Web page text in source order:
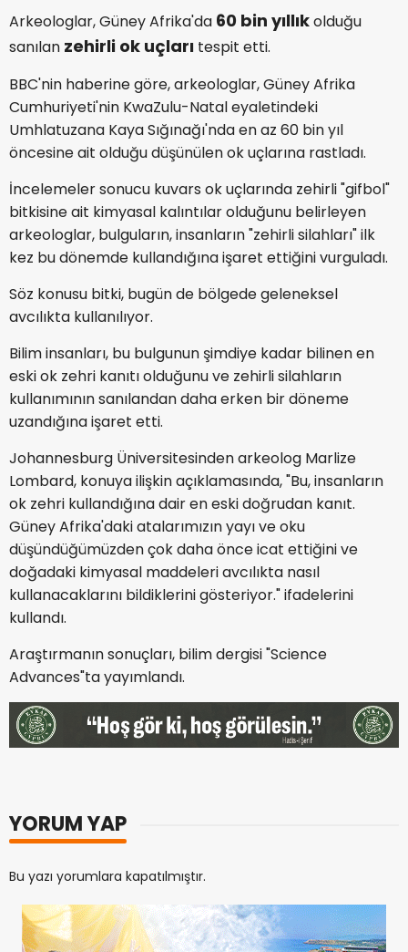
Arkeologlar, Güney Afrika'da 60 bin yıllıkolduğu
sanılan zehirli ok uçları tespit etti.
BBC'nin haberine göre, arkeologlar, Güney Afrika
Cumhuriyeti'nin KwaZulu-Natal eyaletindeki
Umhlatuzana Kaya Sığınağı'nda en az 60 bin yıl
öncesine ait olduğu düşünülen ok uçlarına rastladı.
İncelemeler sonucu kuvars ok uçlarında zehirli "gifbol"
bitkisine ait kimyasal kalıntılar olduğunu belirleyen
arkeologlar, bulguların, insanların "zehirli silahları" ilk
kez bu dönemde kullandığına işaret ettiğini vurguladı.
Söz konusu bitki, bugün de bölgede geleneksel
avcılıkta kullanılıyor.
Bilim insanları, bu bulgunun şimdiye kadar bilinen en
eski ok zehri kanıtı olduğunu ve zehirli silahların
kullanımının sanılandan daha erken bir döneme
uzandığına işaret etti.
Johannesburg Üniversitesinden arkeolog Marlize
Lombard, konuya ilişkin açıklamasında, "Bu, insanların
ok zehri kullandığına dair en eski doğrudan kanıt.
Güney Afrika'daki atalarımızın yayı ve oku
düşündüğümüzden çok daha önce icat ettiğini ve
doğadaki kimyasal maddeleri avcılıkta nasıl
kullanacaklarını bildiklerini gösteriyor." ifadelerini
kullandı.
Araştırmanın sonuçları, bilim dergisi "Science
Advances"ta yayımlandı.
YORUM YAP
Bu yazı yorumlara kapatılmıştır.